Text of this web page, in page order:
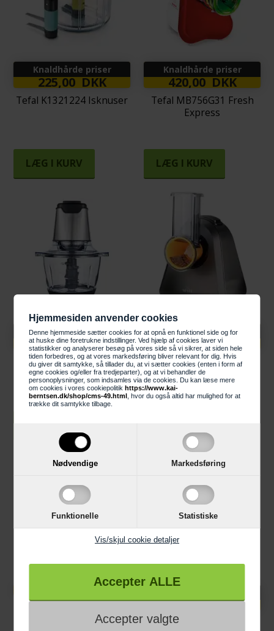
Hjemmesiden anvender cookies
Denne hjemmeside sætter cookies for at opnå en funktionel side og for
at huske dine foretrukne indstillinger. Ved hjælp af cookies laver vi
statistikker og analyserer besøg på vores side så vi sikrer, at siden hele
tiden forbedres, og at vores markedsføring bliver relevant for dig. Hvis
du giver dit samtykke, så tillader du, at vi sætter cookies (enten i form af
egne cookies og/eller fra tredjeparter), og at vi behandler de
personoplysninger, som indsamles via de cookies. Du kan læse mere
om cookies i vores cookiepolitikhttps://www.kai-
berntsen.dk/shop/cms-49.html , hvor du også altid har mulighed for at
trække dit samtykke tilbage.
Nødvendige Markedsføring
Funktionelle Statistiske
Vis/skjul cookie detaljer
Knaldhårde priser
225,00 DKK
Tefal K1321224 Isknuser
LÆG I KURV
Knaldhårde priser
420,00 DKK
Tefal MB756G31 Fresh
Express
LÆG I KURV
Knaldhårde priser
399,00 DKK
Wilfa MC3B-400S
Essential Chop
Minihakker
Knaldhårde priser
495,00 DKK
Witt WSM150 Classic
råkostmaskine
349,00 KR
599,00 DKK
WMF Spiralizer Kult X